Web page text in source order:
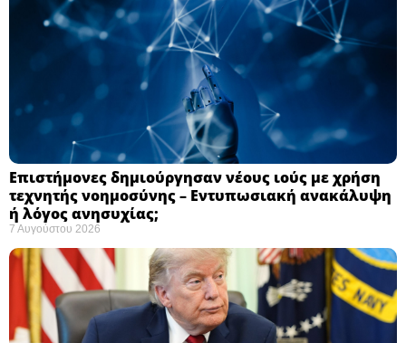
Επιστήμονες δημιούργησαν νέους ιούς με χρήση
τεχνητής νοημοσύνης – Εντυπωσιακή ανακάλυψη
ή λόγος ανησυχίας; ​
7 Αυγούστου 2026